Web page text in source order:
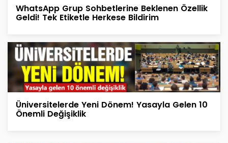
WhatsApp Grup Sohbetlerine Beklenen Özellik
Geldi! Tek Etiketle Herkese Bildirim
Üniversitelerde Yeni Dönem! Yasayla Gelen 10
Önemli Değişiklik